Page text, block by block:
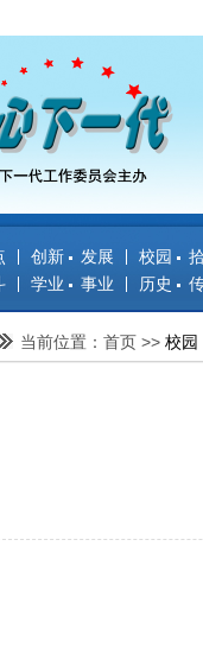
创新 发展 校园
学业 事业 历史
当前位置：首页 >> 校